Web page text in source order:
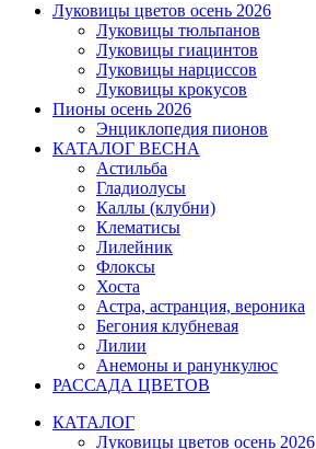
Луковицы цветов осень 2026
Луковицы тюльпанов
Луковицы гиацинтов
Луковицы нарциссов
Луковицы крокусов
Пионы осень 2026
Энциклопедия пионов
КАТАЛОГ ВЕСНА
Астильба
Гладиолусы
Каллы (клубни)
Клематисы
Лилейник
Флоксы
Хоста
Астра, астранция, вероника
Бегония клубневая
Лилии
Анемоны и ранункулюс
РАССАДА ЦВЕТОВ
КАТАЛОГ
Луковицы цветов осень 2026